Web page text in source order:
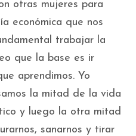
otras mujeres para
económica que nos
trabajar la
que la base es ir
aprendimos. Yo
la mitad de la vida
y luego la otra mitad
sanarnos y tirar